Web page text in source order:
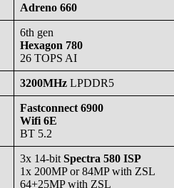
Adreno 660
6th gen
Hexagon 780
26 TOPS AI
3200MHz LPDDR5
Fastconnect 6900
Wifi 6E
BT 5.2
3x 14-bit Spectra 580 ISP
1x 200MP or 84MP with ZSL
64+25MP with ZSL